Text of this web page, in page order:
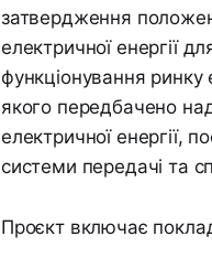
затвердження
електричної енергії
функціонування ринку
якого передбачено
електричної енергії,
системи передачі та
Проєкт включає